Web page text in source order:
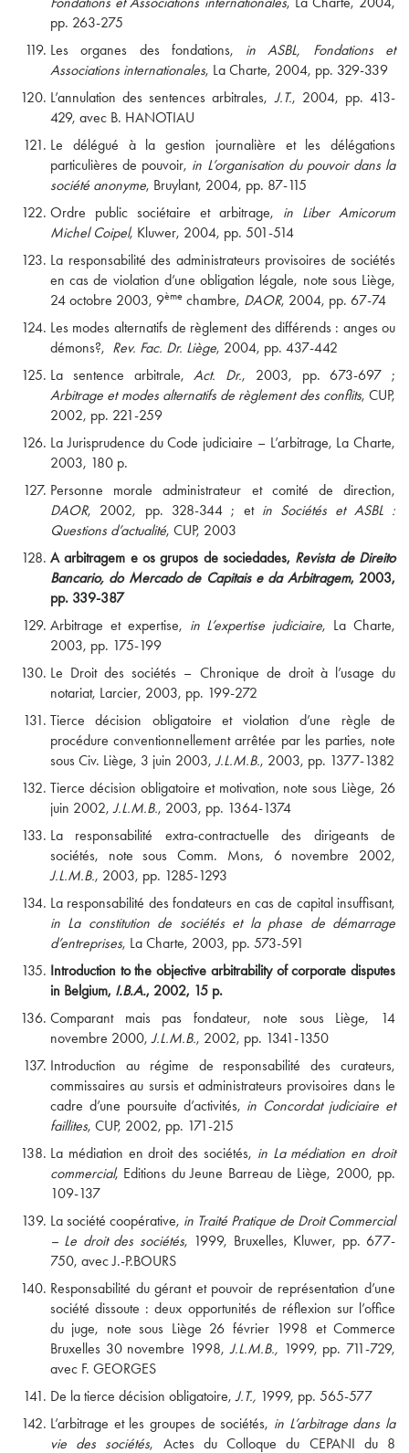
pp. 263-275
Les organes des fondations, in ASBL, Fondations et
Associations internationales, La Charte, 2004, pp. 329-339
L’annulation des sentences arbitrales,J.T., 2004, pp. 413-
429, avec B. HANOTIAU
Le délégué à la gestion journalière et les délégations
particulières de pouvoir, in L’organisation du pouvoir dans la
société anonyme, Bruylant, 2004, pp. 87-115
Ordre public sociétaire et arbitrage, in Liber Amicorum
Michel Coipel, Kluwer, 2004, pp. 501-514
La responsabilité des administrateurs provisoires de sociétés
en cas de violation d’une obligation légale, note sous Liège,
24 octobre 2003, 9ème chambre, DAOR, 2004, pp. 67-74
Les modes alternatifs de règlement des différends : anges ou
démons?, Rev. Fac. Dr. Liège, 2004, pp. 437-442
La sentence arbitrale,Act. Dr., 2003, pp. 673-697 ;
Arbitrage et modes alternatifs de règlement des conflits, CUP,
2002, pp. 221-259
La Jurisprudence du Code judiciaire – L’arbitrage, La Charte,
2003, 180 p.
Personne morale administrateur et comité de direction,
DAOR, 2002, pp. 328-344 ; et in Sociétés et ASBL :
Questions d’actualité, CUP, 2003
A arbitragem e os grupos de sociedades, Revista de Direito
Bancario, do Mercado de Capitais e da Arbitragem, 2003,
pp. 339-387
Arbitrage et expertise, in L’expertise judiciaire, La Charte,
2003, pp. 175-199
Le Droit des sociétés – Chronique de droit à l’usage du
notariat, Larcier, 2003, pp. 199-272
Tierce décision obligatoire et violation d’une règle de
procédure conventionnellement arrêtée par les parties, note
sous Civ. Liège, 3 juin 2003,J.L.M.B., 2003, pp. 1377-1382
Tierce décision obligatoire et motivation, note sous Liège, 26
juin 2002,J.L.M.B., 2003, pp. 1364-1374
La responsabilité extra-contractuelle des dirigeants de
sociétés, note sous Comm. Mons, 6 novembre 2002,
J.L.M.B., 2003, pp. 1285-1293
La responsabilité des fondateurs en cas de capital insuffisant,
in La constitution de sociétés et la phase de démarrage
d’entreprises, La Charte, 2003, pp. 573-591
Introduction to the objective arbitrability of corporate disputes
in Belgium, I.B.A., 2002, 15 p.
Comparant mais pas fondateur, note sous Liège, 14
novembre 2000,J.L.M.B., 2002, pp. 1341-1350
Introduction au régime de responsabilité des curateurs,
commissaires au sursis et administrateurs provisoires dans le
cadre d’une poursuite d’activités, in Concordat judiciaire et
faillites, CUP, 2002, pp. 171-215
La médiation en droit des sociétés, in La médiation en droit
commercial, Editions du Jeune Barreau de Liège, 2000, pp.
109-137
La société coopérative, in Traité Pratique de Droit Commercial
– Le droit des sociétés, 1999, Bruxelles, Kluwer, pp. 677-
750, avec J.-P.BOURS
Responsabilité du gérant et pouvoir de représentation d’une
société dissoute : deux opportunités de réflexion sur l’office
du juge, note sous Liège 26 février 1998 et Commerce
Bruxelles 30 novembre 1998,J.L.M.B., 1999, pp. 711-729,
avec F. GEORGES
De la tierce décision obligatoire,J.T., 1999, pp. 565-577
L’arbitrage et les groupes de sociétés, in L’arbitrage dans la
vie des sociétés, Actes du Colloque du CEPANI du 8